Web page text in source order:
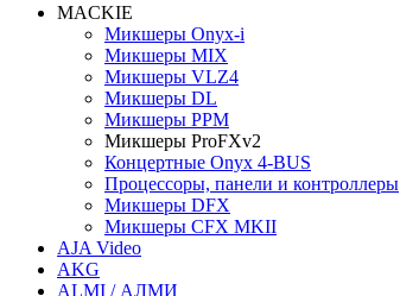
MACKIE
Микшеры Onyx-i
Микшеры MIX
Микшеры VLZ4
Микшеры DL
Микшеры PPM
Микшеры ProFXv2
Концертные Onyx 4-BUS
Процессоры, панели и контроллеры
Микшеры DFX
Микшеры CFX MKII
AJA Video
AKG
ALMI / АЛМИ